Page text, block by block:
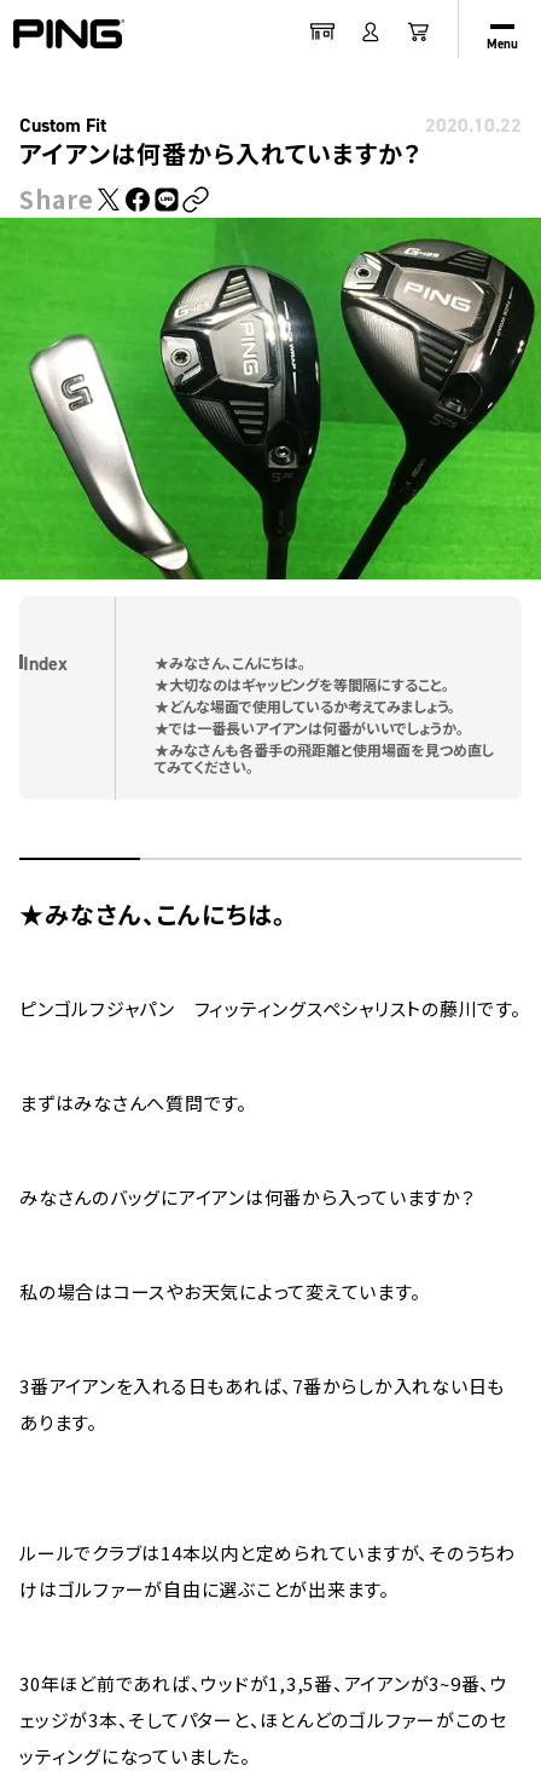
Menu
Custom Fit 2020.10.22
アイアンは何番から入れていますか？
Share
Index
★みなさん、こんにちは。
★大切なのはギャッピングを等間隔にすること。
★どんな場面で使用しているか考えてみましょう。
★では一番長いアイアンは何番がいいでしょうか。
★みなさんも各番手の飛距離と使用場面を見つめ直し
てみてください。
★みなさん、こんにちは。
ピンゴルフジャパン フィッティングスペシャリストの藤川です。
まずはみなさんへ質問です。
みなさんのバッグにアイアンは何番から入っていますか？
私の場合はコースやお天気によって変えています。
3番アイアンを入れる日もあれば、7番からしか入れない日も
あります。
ルールでクラブは14本以内と定められていますが、そのうちわ
けはゴルファーが自由に選ぶことが出来ます。
30年ほど前であれば、ウッドが1,3,5番、アイアンが3~9番、ウ
ェッジが3本、そしてパターと、ほとんどのゴルファーがこのセ
ッティングになっていました。